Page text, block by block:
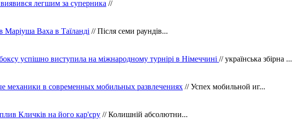
легшим за суперника //
Маріуша Ваха в Таїланді // Після семи раундів...
боксу успішно виступила на міжнародному турнірі в Німеччині // українська збірна ...
механики в современных мобильных развлечениях // Успех мобильной иг...
Кличків на його кар'єру // Колишній абсолютни...